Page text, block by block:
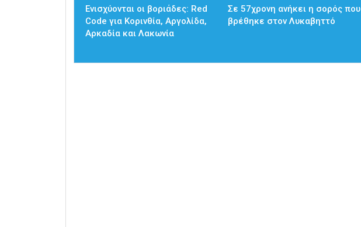
Ενισχύονται οι βοριάδες: Red
Code για Κορινθία, Αργολίδα,
Αρκαδία και Λακωνία
Σε 57χρονη ανήκει η σορός που
βρέθηκε στον Λυκαβηττό